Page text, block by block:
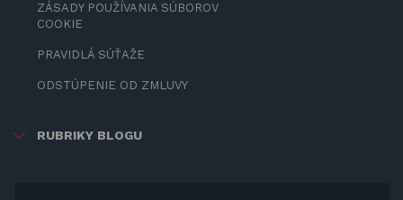
ZÁSADY POUŽÍVANIA SÚBOROV
COOKIE
PRAVIDLÁ SÚŤAŽE
ODSTÚPENIE OD ZMLUVY
RUBRIKY BLOGU